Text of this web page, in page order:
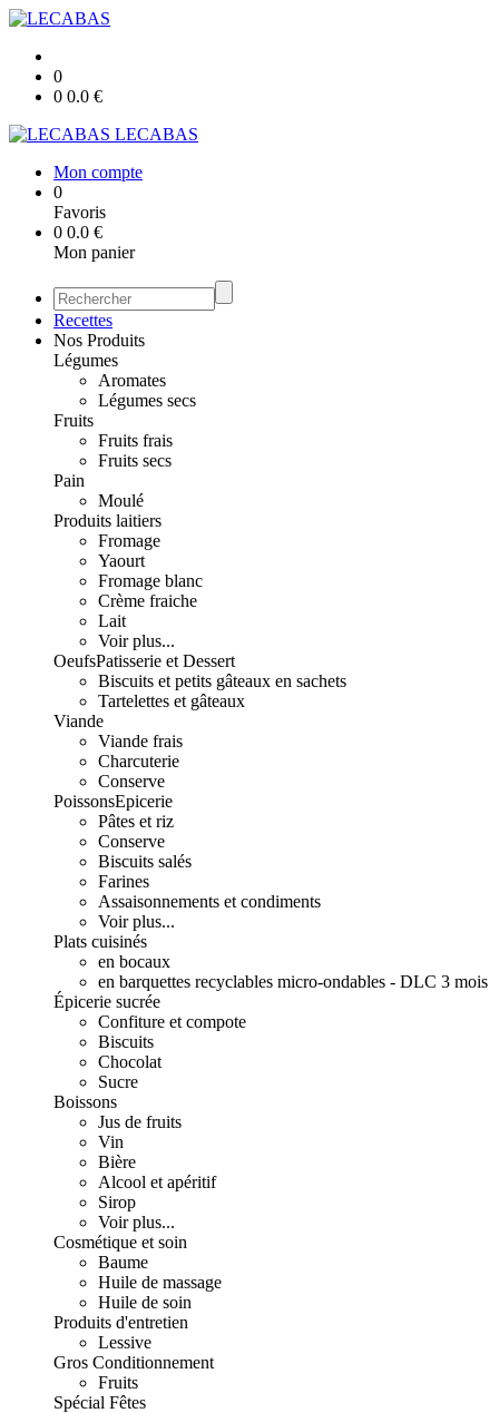
0
0 0.0 €
LECABAS
Mon compte
0
Favoris
0 0.0 €
Mon panier
Recettes
Nos Produits
Légumes
Aromates
Légumes secs
Fruits
Fruits frais
Fruits secs
Pain
Moulé
Produits laitiers
Fromage
Yaourt
Fromage blanc
Crème fraiche
Lait
Voir plus...
OeufsPatisserie et Dessert
Biscuits et petits gâteaux en sachets
Tartelettes et gâteaux
Viande
Viande frais
Charcuterie
Conserve
PoissonsEpicerie
Pâtes et riz
Conserve
Biscuits salés
Farines
Assaisonnements et condiments
Voir plus...
Plats cuisinés
en bocaux
en barquettes recyclables micro-ondables - DLC 3 mois
Épicerie sucrée
Confiture et compote
Biscuits
Chocolat
Sucre
Boissons
Jus de fruits
Vin
Bière
Alcool et apéritif
Sirop
Voir plus...
Cosmétique et soin
Baume
Huile de massage
Huile de soin
Produits d'entretien
Lessive
Gros Conditionnement
Fruits
Spécial Fêtes